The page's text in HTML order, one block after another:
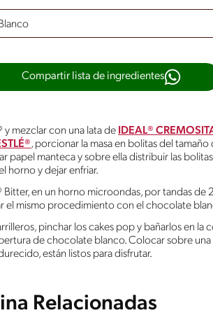
Compartir lista de ingredientes
y mezclar con una lata de IDEAL®
, porcionar la masa en bolitas del tamaño
papel manteca y sobre ella distribuir las
horno y dejar enfriar.
en un horno microondas, por tandas de
el mismo procedimiento con el chocolate
pinchar los cakes pop y bañarlos en la
de chocolate blanco. Colocar sobre una
están listos para disfrutar.
Relacionadas